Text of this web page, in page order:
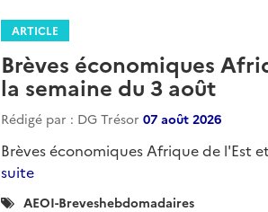
ARTICLE
Brèves économiques
la semaine du 3 août
Rédigé par : DG Trésor 07 août 2026
Brèves économiques Afrique de l'Est
suite
Catégories
AEOI-Breveshebdomadaires